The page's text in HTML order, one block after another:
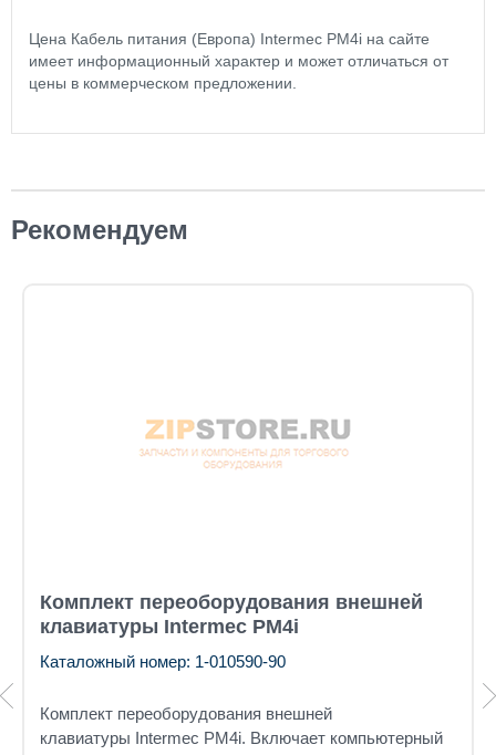
Цена Кабель питания (Европа) Intermec PM4i на сайте
имеет информационный характер и может отличаться от
цены в коммерческом предложении.
Рекомендуем
Комплект переоборудования внешней
клавиатуры Intermec PM4i
Каталожный номер: 1-010590-90
Комплект переоборудования внешней
клавиатуры Intermec PM4i. Включает компьютерный